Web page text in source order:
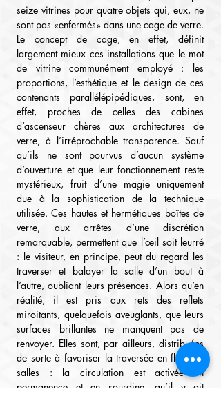
seize vitrines pour quatre objets qui, eux, ne
sont pas «enfermés» dans une cage de verre.
Le concept de cage, en effet, définit
largement mieux ces installations que le mot
de vitrine communément employé : les
proportions, l’esthétique et le design de ces
contenants parallélépipédiques, sont, en
effet, proches de celles des cabines
d’ascenseur chères aux architectures de
verre, à l’irréprochable transparence. Sauf
qu’ils ne sont pourvus d’aucun système
d’ouverture et que leur fonctionnement reste
mystérieux, fruit d’une magie uniquement
due à la sophistication de la technique
utilisée. Ces hautes et hermétiques boîtes de
verre, aux arrêtes d’une discrétion
remarquable, permettent que l’œil soit leurré
: le visiteur, en principe, peut du regard les
traverser et balayer la salle d’un bout à
l’autre, oubliant leurs présences. Alors qu’en
réalité, il est pris aux rets des reflets
miroitants, quelquefois aveuglants, que leurs
surfaces brillantes ne manquent pas de
renvoyer. Elles sont, par ailleurs, distribuées
de sorte à favoriser la traversée en flux des
salles : la circulation est activée en
permanence et en sourdine, qu’il y ait